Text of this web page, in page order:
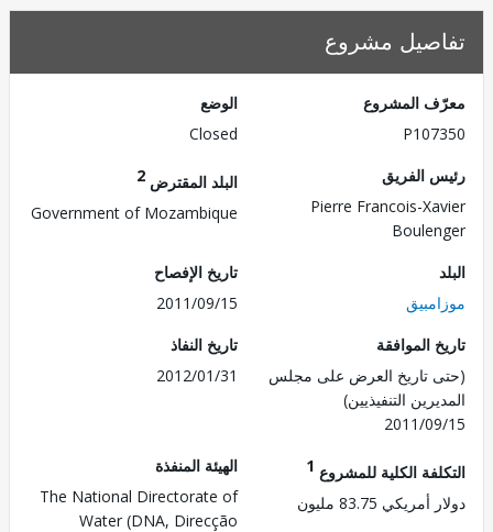
مشروع
المشروع
الفريق
Pierre Francois-
البلد المقترض
Government of Mozambique
تاريخ الإفصاح
2011/09/15
الموافقة
تاريخ العرض على مجلس
التنفيذيين)
2011/
تاريخ النفاذ
2012/01/31
الكلية للمشروع1
83.75 مليون
الهيئة المنفذة
The National Directorate of
Water (DNA, Direcção